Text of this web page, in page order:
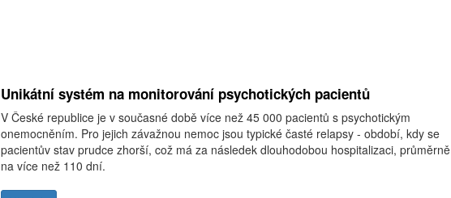
Unikátní systém na monitorování psychotických pacientů
V České republice je v současné době více než 45 000 pacientů s psychotickým
onemocněním. Pro jejich závažnou nemoc jsou typické časté relapsy - období, kdy se
pacientův stav prudce zhorší, což má za následek dlouhodobou hospitalizaci, průměrně
na více než 110 dní.